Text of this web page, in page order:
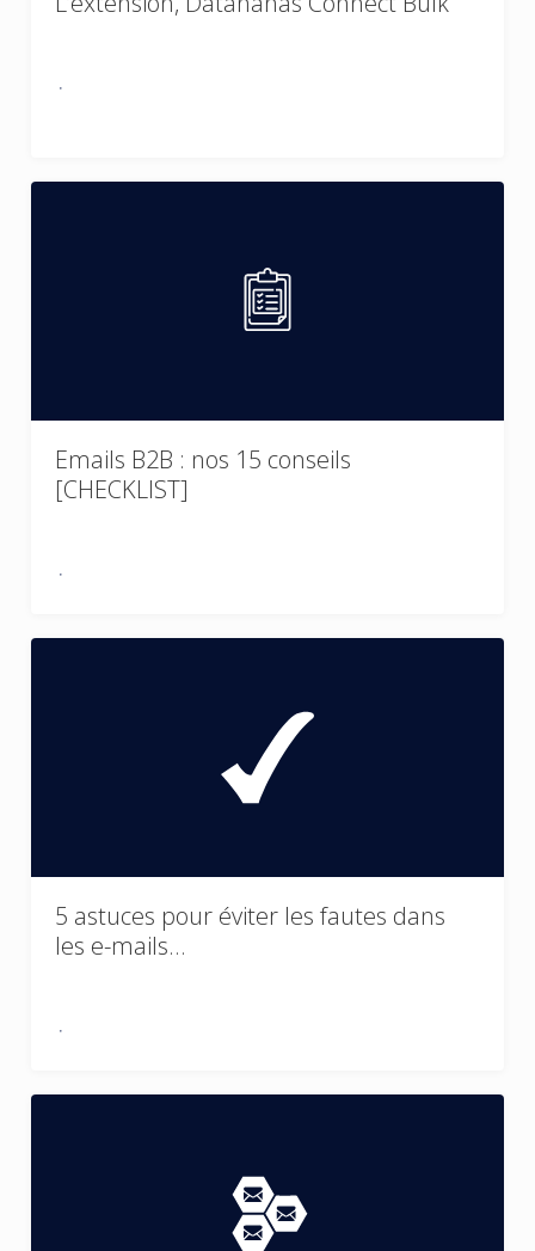
Emails B2B : nos 15 conseils
[CHECKLIST]
5 astuces pour éviter les fautes dans
les e-mails…